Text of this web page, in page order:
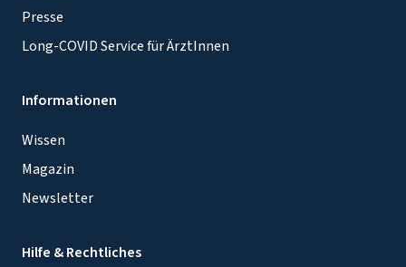
Presse
Long-COVID Service für ÄrztInnen
Informationen
Wissen
Magazin
Newsletter
Hilfe & Rechtliches